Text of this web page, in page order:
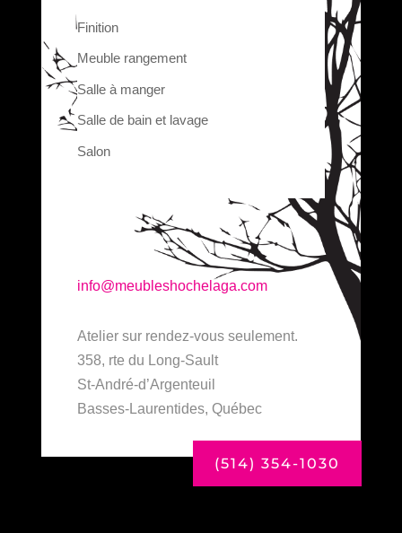
Finition
Meuble rangement
Salle à manger
Salle de bain et lavage
Salon
info@meubleshochelaga.com
Atelier sur rendez-vous seulement.
358, rte du Long-Sault
St-André-d’Argenteuil
Basses-Laurentides, Québec
(514) 354-1030